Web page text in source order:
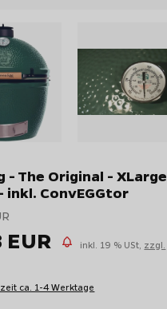
- The Original - XLarge
inkl. ConvEGGtor
inkl. 19 % USt, zzgl.
ca. 1-4 Werktage